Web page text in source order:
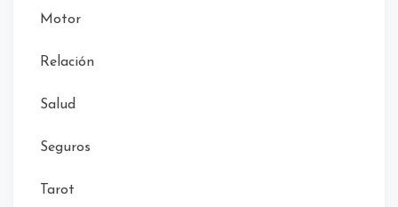
Motor
Relación
Salud
Seguros
Tarot